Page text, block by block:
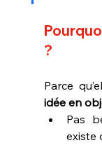
?
Parce
idée en
Pas
existe